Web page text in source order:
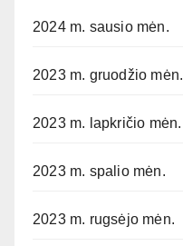
2024 m. sausio mėn.
2023 m. gruodžio mėn.
2023 m. lapkričio mėn.
2023 m. spalio mėn.
2023 m. rugsėjo mėn.